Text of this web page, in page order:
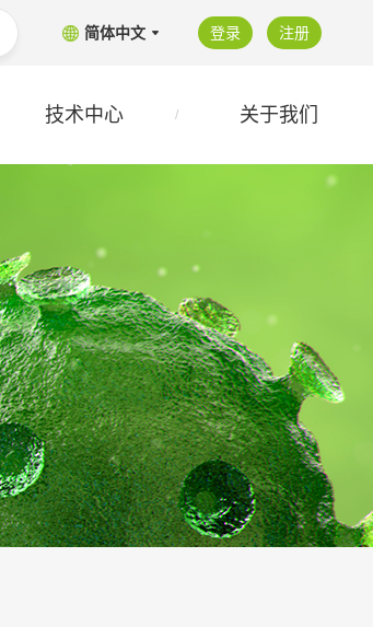
简体中文 登录 注册
技术中心 关于我们